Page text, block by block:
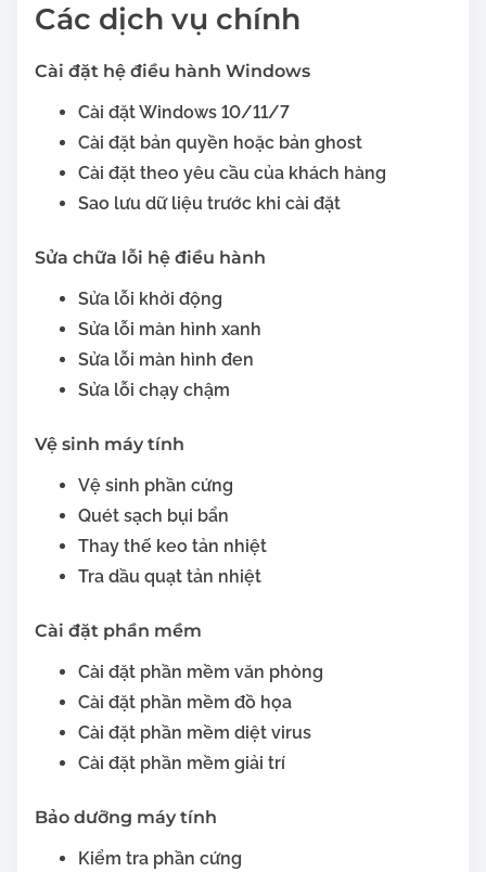
Các dịch vụ chính
Cài đặt hệ điều hành Windows
Cài đặt Windows 10/11/7
Cài đặt bản quyền hoặc bản ghost
Cài đặt theo yêu cầu của khách hàng
Sao lưu dữ liệu trước khi cài đặt
Sửa chữa lỗi hệ điều hành
Sửa lỗi khởi động
Sửa lỗi màn hình xanh
Sửa lỗi màn hình đen
Sửa lỗi chạy chậm
Vệ sinh máy tính
Vệ sinh phần cứng
Quét sạch bụi bẩn
Thay thế keo tản nhiệt
Tra dầu quạt tản nhiệt
Cài đặt phần mềm
Cài đặt phần mềm văn phòng
Cài đặt phần mềm đồ họa
Cài đặt phần mềm diệt virus
Cài đặt phần mềm giải trí
Bảo dưỡng máy tính
Kiểm tra phần cứng